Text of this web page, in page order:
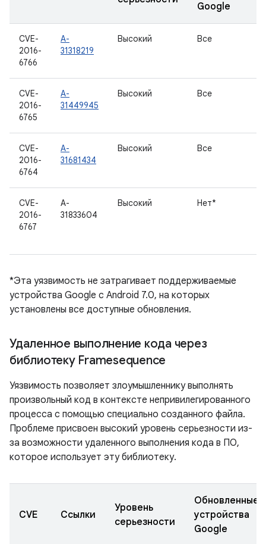
Google
CVE-
2016-
6766
A-
31318219
Высокий Все
CVE-
2016-
6765
A-
31449945
Высокий Все
CVE-
2016-
6764
A-
31681434
Высокий Все
CVE-
2016-
6767
A-
31833604
Высокий Нет*
*Эта уязвимость не затрагивает поддерживаемые
устройства Google с Android 7.0, на которых
установлены все доступные обновления.
Удаленное выполнение кода через
библиотеку Framesequence
Уязвимость позволяет злоумышленнику выполнять
произвольный код в контексте непривилегированного
процесса с помощью специально созданного файла.
Проблеме присвоен высокий уровень серьезности из-
за возможности удаленного выполнения кода в ПО,
которое использует эту библиотеку.
CVE Ссылки
Уровень
серьезности
Обновленные
устройства
Google